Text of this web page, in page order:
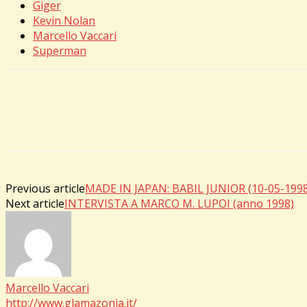
Giger
Kevin Nolan
Marcello Vaccari
Superman
Previous articleMADE IN JAPAN: BABIL JUNIOR (10-05-
Next articleINTERVISTA A MARCO M. LUPOI (anno 1998)
Marcello Vaccari
http://www.glamazonia.it/